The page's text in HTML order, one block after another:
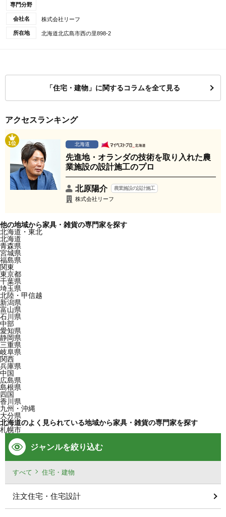
専門分野
会社名 株式会社リーフ
所在地 北海道北広島市西の里898-2
「住宅・建物」に関するコラムを全て見る
アクセスランキング
1位 北海道
先進地・オランダの技術を取り入れた農
業施設の設計施工のプロ
北原陽介 農業施設の設計施工
株式会社リーフ
他の地域から家具・雑貨の専門家を探す
北海道・東北
北海道
青森県
宮城県
福島県
関東
東京都
千葉県
埼玉県
北陸・甲信越
新潟県
富山県
石川県
中部
愛知県
静岡県
三重県
岐阜県
関西
兵庫県
中国
広島県
島根県
四国
香川県
九州・沖縄
大分県
北海道のよく見られている地域から家具・雑貨の専門家を探す
札幌市
ジャンルを絞り込む
すべて 住宅・建物
注文住宅・住宅設計